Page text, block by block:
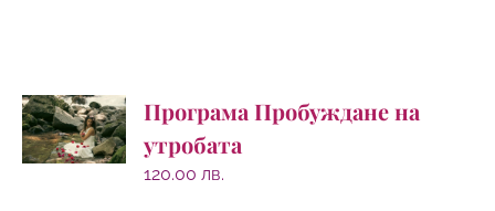
Програма Пробуждане на
утробата
120.00лв.